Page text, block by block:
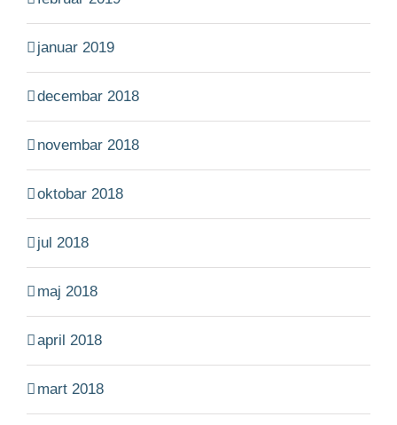
januar 2019
decembar 2018
novembar 2018
oktobar 2018
jul 2018
maj 2018
april 2018
mart 2018